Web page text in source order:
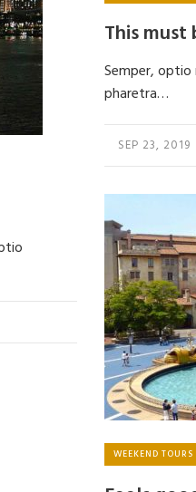
This
Semper,
pharetra…
SEP 23, 2019
WEEKEND TOURS